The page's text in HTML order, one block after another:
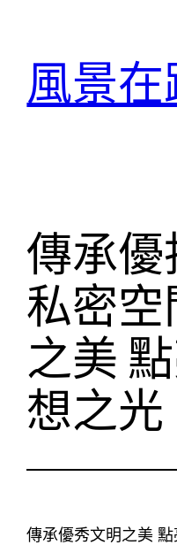
風景
傳承
私密
之美
想之光
傳承優秀文明之美